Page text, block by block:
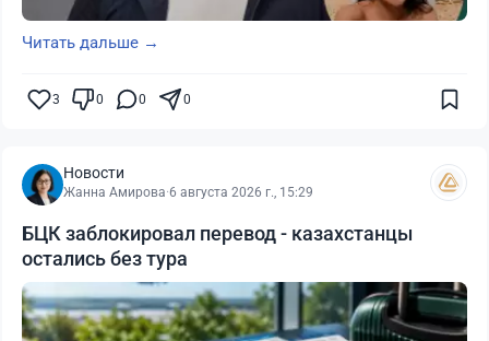
Читать дальше →
3 0 0 0
Новости
Жанна Амирова·6 августа 2026 г., 15:29
БЦК заблокировал перевод - казахстанцы
остались без тура